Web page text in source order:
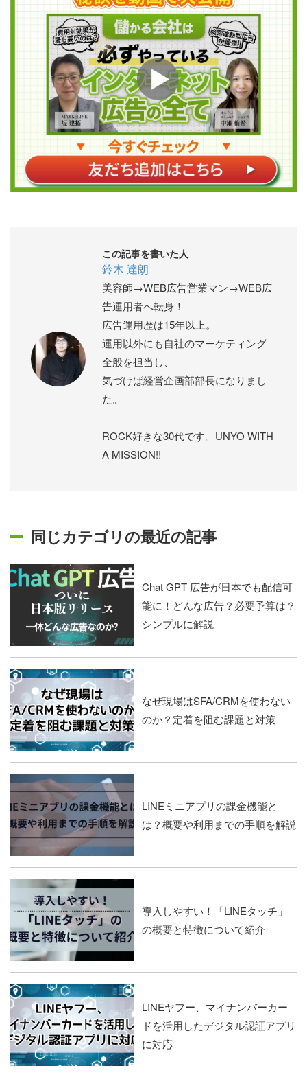
この記事を書いた人
鈴木 達朗
美容師→WEB広告営業マン→WEB広
告運用者へ転身！
広告運用歴は15年以上。
運用以外にも自社のマーケティング
全般を担当し、
気づけば経営企画部部長になりまし
た。
ROCK好きな30代です。UNYO WITH
A MISSION!!
同じカテゴリの最近の記事
Chat GPT 広告が日本でも配信可
能に！どんな広告？必要予算は？
シンプルに解説
なぜ現場はSFA/CRMを使わない
のか？定着を阻む課題と対策
LINEミニアプリの課金機能と
は？概要や利用までの手順を解説
導入しやすい！「LINEタッチ」
の概要と特徴について紹介
LINEヤフー、マイナンバーカー
ドを活用したデジタル認証アプリ
に対応